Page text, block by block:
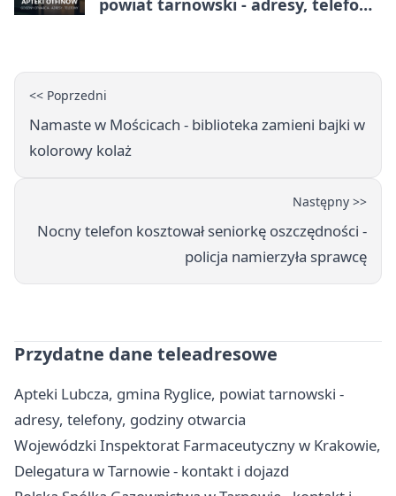
powiat tarnowski - adresy, telefony,
<< Poprzedni
Namaste w Mościcach - biblioteka zamieni bajki w
kolorowy kolaż
Następny >>
Nocny telefon kosztował seniorkę oszczędności -
policja namierzyła sprawcę
Przydatne dane teleadresowe
Apteki Lubcza, gmina Ryglice, powiat tarnowski -
adresy, telefony, godziny otwarcia
Wojewódzki Inspektorat Farmaceutyczny w Krakowie,
Delegatura w Tarnowie - kontakt i dojazd